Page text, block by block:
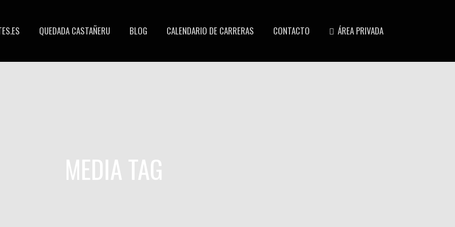
QUEDADA CASTAÑERU BLOG CALENDARIO DE CARRERAS CONTACTO ÁREA PRIVADA
MEDIA TAG